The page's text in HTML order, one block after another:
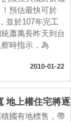
預估最快可於
並於107年完工
蕭萬長昨天到台
時指示，為
2010-01-22
地上權住宅將逐
國有地標售，帶